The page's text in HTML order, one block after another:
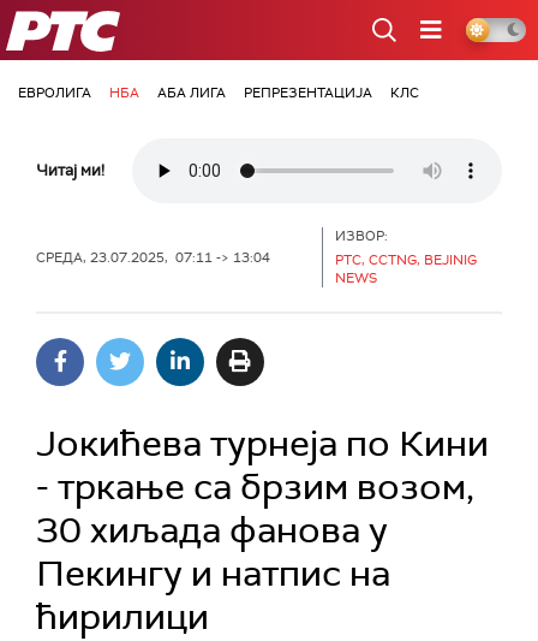
РТС
ЕВРОЛИГА НБА АБА ЛИГА РЕПРЕЗЕНТАЦИЈА КЛС
Читај ми!
СРЕДА, 23.07.2025, 07:11 -> 13:04
ИЗВОР:
РТС, CCTNG, BEJINIG
NEWS
Јокићева турнеја по Кини
- тркање са брзим возом,
30 хиљада фанова у
Пекингу и натпис на
ћирилици